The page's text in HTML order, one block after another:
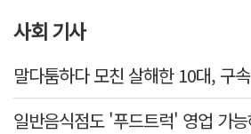
사회 기사